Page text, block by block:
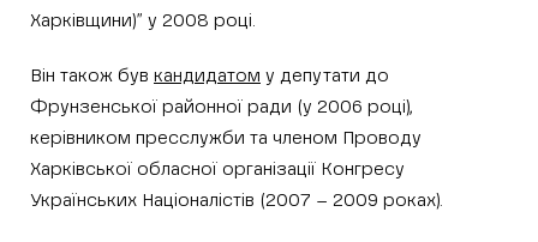
Харківщини)” у 2008 році.
Він також був кандидатом у депутати до
Фрунзенської районної ради (у 2006 році),
керівником пресслужби та членом Проводу
Харківської обласної організації Конгресу
Українських Націоналістів (2007 – 2009 роках).